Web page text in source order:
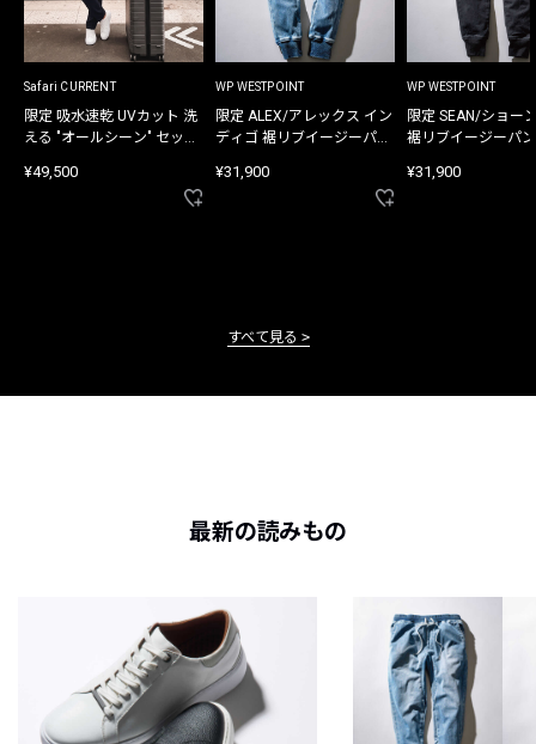
Safari CURRENT
限定 吸水速乾 UVカット 洗
える "オールシーン" セット
¥49,500
WP WESTPOINT
限定 ALEX/アレックス イン
ディゴ 裾リブイージーパン
¥31,900
WP WESTPOINT
限定 SEAN/ショー
裾リブイージーパ
¥31,900
すべて見る
最新の読みもの